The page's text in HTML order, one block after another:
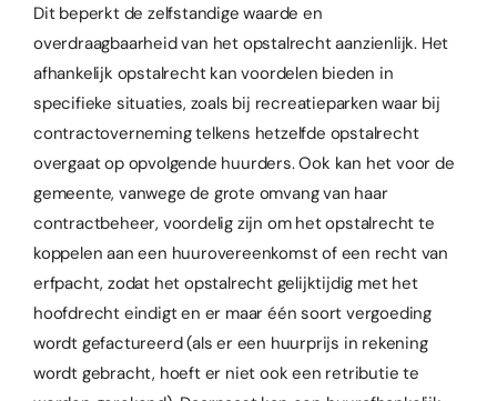
Dit beperkt de zelfstandige waarde en
overdraagbaarheid van het opstalrecht aanzienlijk. Het
afhankelijk opstalrecht kan voordelen bieden in
specifieke situaties, zoals bij recreatieparken waar bij
contractoverneming telkens hetzelfde opstalrecht
overgaat op opvolgende huurders. Ook kan het voor de
gemeente, vanwege de grote omvang van haar
contractbeheer, voordelig zijn om het opstalrecht te
koppelen aan een huurovereenkomst of een recht van
erfpacht, zodat het opstalrecht gelijktijdig met het
hoofdrecht eindigt en er maar één soort vergoeding
wordt gefactureerd (als er een huurprijs in rekening
wordt gebracht, hoeft er niet ook een retributie te